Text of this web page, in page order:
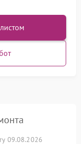
09.08.2026